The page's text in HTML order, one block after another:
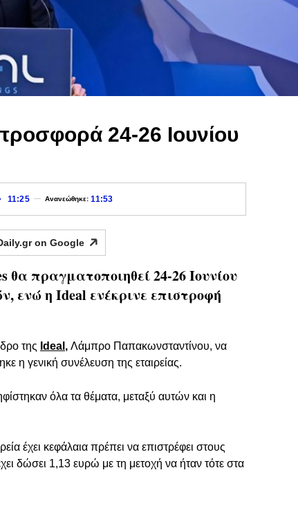
24-26 Ιουνίου
11:25 Ανανεώθηκε:11:53
on Google
πραγματοποιηθεί 24-26 Ιουνίου
ενώ η Ideal ενέκρινε επιστροφή
της Ideal , Λάμπρο Παπακωνσταντίνου, να
η γενική συνέλευση της εταιρείας.
όλα τα θέματα, μεταξύ αυτών και η
έχει κεφάλαια πρέπει να επιστρέφει στους
δώσει 1,13 ευρώ με τη μετοχή να ήταν τότε στα